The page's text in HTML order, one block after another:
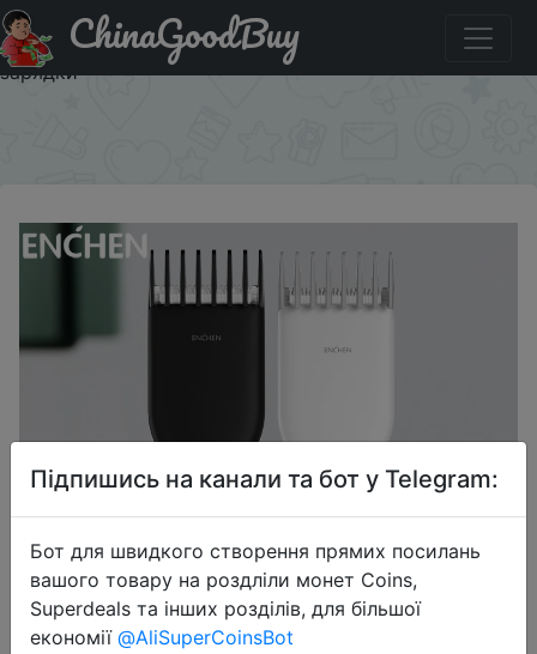
Знижка на Машинка для стрижки волос ENCHEN Boost,
беспроводная, керамическая, с функцией быстрой
зарядки
ChinaGoodBuy
Підпишись на канали та бот у Telegram:
Бот для швидкого створення прямих посилань
вашого товару на роздліли монет Coins,
Superdeals та інших розділів, для більшої
економії @AliSuperCoinsBot